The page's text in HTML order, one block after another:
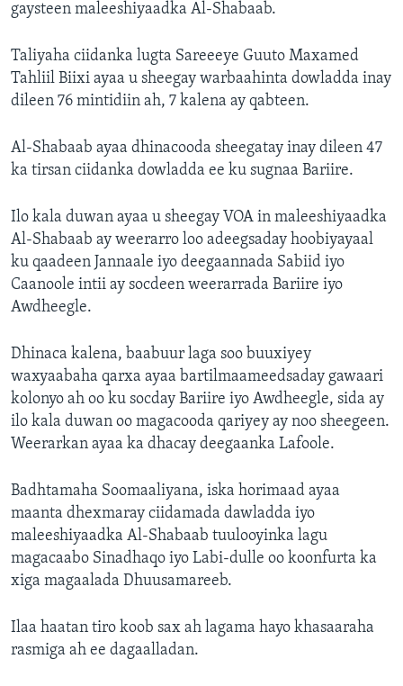
gaysteen maleeshiyaadka Al-Shabaab.
Taliyaha ciidanka lugta Sareeeye Guuto Maxamed
Tahliil Biixi ayaa u sheegay warbaahinta dowladda inay
dileen 76 mintidiin ah, 7 kalena ay qabteen.
Al-Shabaab ayaa dhinacooda sheegatay inay dileen 47
ka tirsan ciidanka dowladda ee ku sugnaa Bariire.
Ilo kala duwan ayaa u sheegay VOA in maleeshiyaadka
Al-Shabaab ay weerarro loo adeegsaday hoobiyayaal
ku qaadeen Jannaale iyo deegaannada Sabiid iyo
Caanoole intii ay socdeen weerarrada Bariire iyo
Awdheegle.
Dhinaca kalena, baabuur laga soo buuxiyey
waxyaabaha qarxa ayaa bartilmaameedsaday gawaari
kolonyo ah oo ku socday Bariire iyo Awdheegle, sida ay
ilo kala duwan oo magacooda qariyey ay noo sheegeen.
Weerarkan ayaa ka dhacay deegaanka Lafoole.
Badhtamaha Soomaaliyana, iska horimaad ayaa
maanta dhexmaray ciidamada dawladda iyo
maleeshiyaadka Al-Shabaab tuulooyinka lagu
magacaabo Sinadhaqo iyo Labi-dulle oo koonfurta ka
xiga magaalada Dhuusamareeb.
Ilaa haatan tiro koob sax ah lagama hayo khasaaraha
rasmiga ah ee dagaalladan.